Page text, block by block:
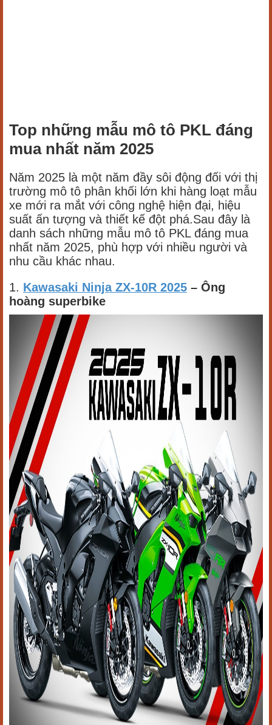
Top những mẫu mô tô PKL đáng
mua nhất năm 2025
Năm 2025 là một năm đầy sôi động đối với thị
trường mô tô phân khối lớn khi hàng loạt mẫu
xe mới ra mắt với công nghệ hiện đại, hiệu
suất ấn tượng và thiết kế đột phá.Sau đây là
danh sách những mẫu mô tô PKL đáng mua
nhất năm 2025, phù hợp với nhiều người và
nhu cầu khác nhau.
1. Kawasaki Ninja ZX-10R 2025 – Ông
hoàng superbike